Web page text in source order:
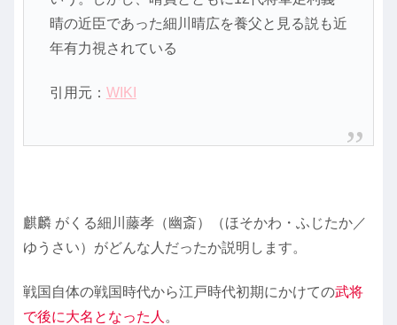
晴の近臣であった細川晴広を養父と見る説も近
年有力視されている
引用元： WIKI
麒麟 がくる細川藤孝（幽斎）（ほそかわ・ふじたか／
ゆうさい）がどんな人だったか説明します。
戦国自体の戦国時代から江戸時代初期にかけての武将
で後に大名となった人 。